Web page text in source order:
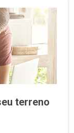
terreno